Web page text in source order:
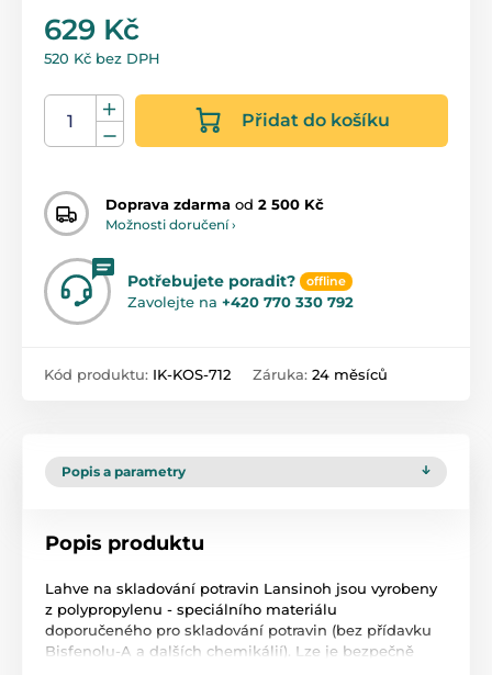
629 Kč
520 Kč bez DPH
Přidat do košíku
Doprava zdarma od 2 500 Kč
Možnosti doručení ›
Potřebujete poradit? offline
Zavolejte na +420 770 330 792
Kód produktu: IK-KOS-712 Záruka: 24 měsíců
Popis a parametry
Popis produktu
Lahve na skladování potravin Lansinoh jsou vyrobeny
z polypropylenu - speciálního materiálu
doporučeného pro skladování potravin (bez přídavku
Bisfenolu-A a dalších chemikálií). Lze je bezpečně